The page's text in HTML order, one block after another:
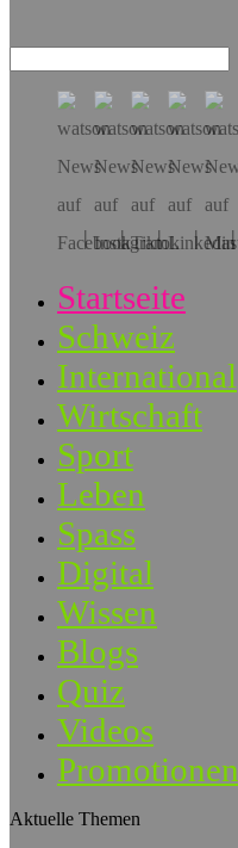
Startseite
Schweiz
International
Wirtschaft
Sport
Leben
Spass
Digital
Wissen
Blogs
Quiz
Videos
Promotionen
Aktuelle Themen